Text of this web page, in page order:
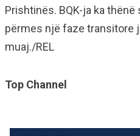
Prishtinës. BQK-ja ka
përmes një faze transitore
muaj./REL
Top Channel